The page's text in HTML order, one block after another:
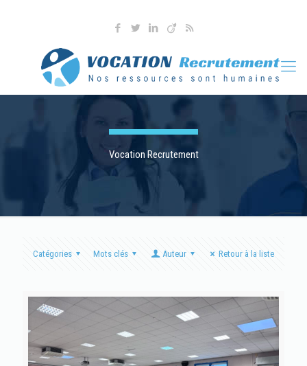
Vocation Recrutement
Catégories Mots clés Auteur Retour à la liste